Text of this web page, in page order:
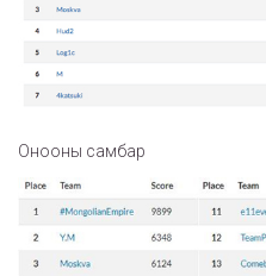
Онооны самбар